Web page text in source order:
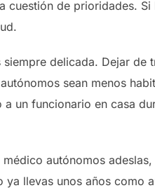
cuestión de prioridades.
delicada. Dejar de
sean menos
un funcionario en casa
autónomos
llevas unos años como